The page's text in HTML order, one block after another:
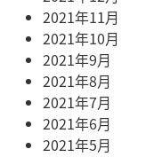
2021年11月
2021年10月
2021年9月
2021年8月
2021年7月
2021年6月
2021年5月